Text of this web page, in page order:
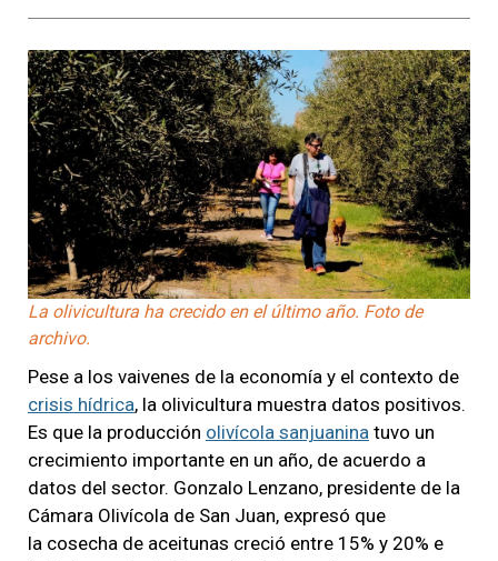
La olivicultura ha crecido en el último año. Foto de
archivo.
Pese a los vaivenes de la economía y el contexto de
crisis hídrica, la olivicultura muestra datos positivos.
Es que la producción olivícola sanjuanina tuvo un
crecimiento importante en un año, de acuerdo a
datos del sector. Gonzalo Lenzano, presidente de la
Cámara Olivícola de San Juan, expresó que
la cosecha de aceitunas creció entre 15% y 20% e